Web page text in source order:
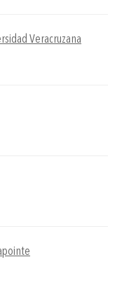
Veracruzana